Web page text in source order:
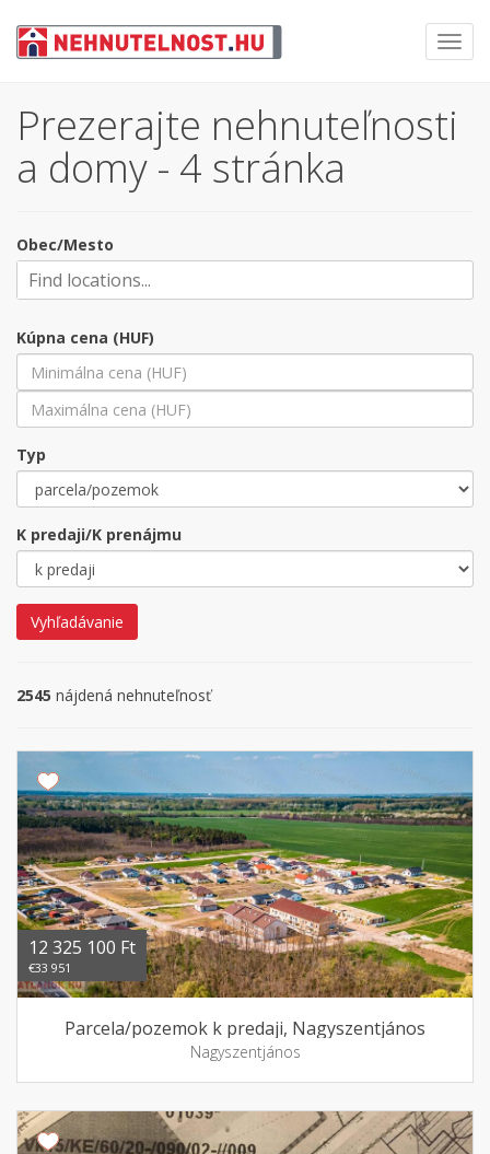
Prezerajte nehnuteľnosti
a domy - 4 stránka
Obec/Mesto
Kúpna cena (HUF)
Typ
K predaji/K prenájmu
Vyhľadávanie
2545 nájdená nehnuteľnosť
12 325 100 Ft
€33 951
Parcela/pozemok k predaji, Nagyszentjános
Nagyszentjános